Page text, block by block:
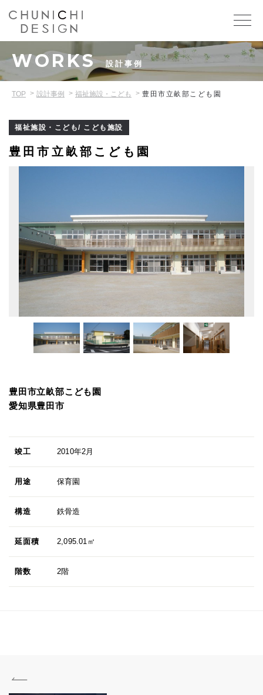
WORKS 設計事例
TOP 設計事例 福祉施設・こども 豊田市立畝部こども園
福祉施設・こども/ こども施設
豊田市立畝部こども園
豊田市立畝部こども園
愛知県豊田市
竣工 2010年2月
用途 保育園
構造 鉄骨造
延面積 2,095.01㎡
階数 2階